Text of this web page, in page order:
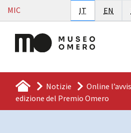
Vai al contenuto
MIC IT Italiano
EN
Notizie
Online
edizione del Premio Omero